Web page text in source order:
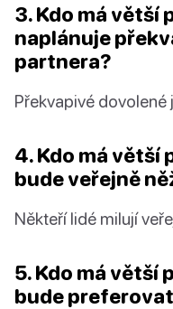
3. Kdo má větší
naplánuje
partnera?
Překvapivé dovolené
4. Kdo má větší
bude veřejně
Někteří lidé milují
5. Kdo má větší
bude